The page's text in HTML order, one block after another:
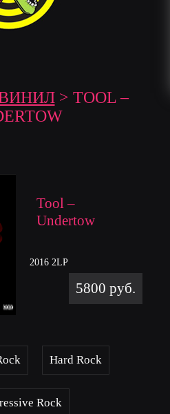
> TOOL –
Tool –
Undertow
2016 2LP
5800 руб.
Hard Rock
Rock